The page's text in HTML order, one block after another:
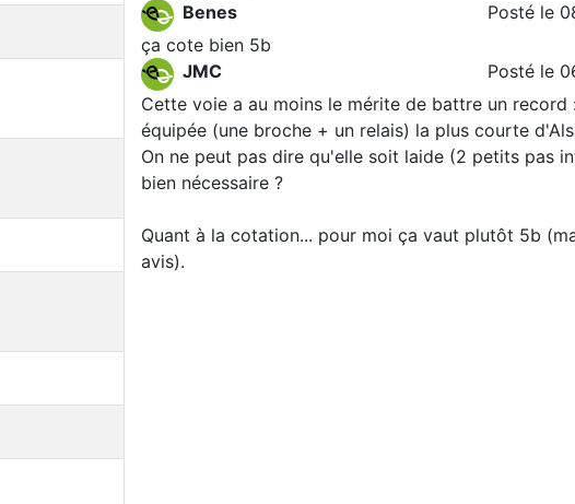
Benes
Posté le
ça cote bien 5b
JMC
Posté le
Cette voie a au moins le mérite de battre un
équipée (une broche + un relais) la plus courte
On ne peut pas dire qu'elle soit laide (2 petits pas
bien nécessaire ?
Quant à la cotation... pour moi ça vaut plutôt 5b
avis).